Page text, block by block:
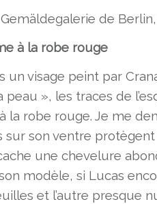
de
à la robe rouge
un visage peint par
peau », les traces de
la robe rouge. Je me
sur son ventre
une chevelure
modèle, si Lucas
et l’autre presque